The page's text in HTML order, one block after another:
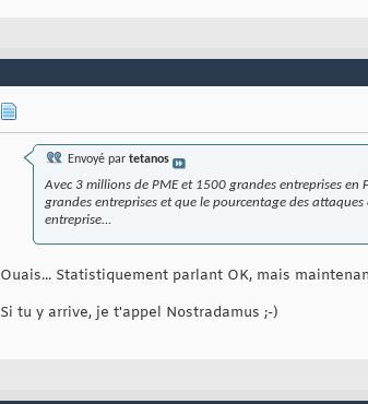
Envoyé par tetanos
Avec 3 millions de PME et 1500 grandes entreprises
grandes entreprises et que le pourcentage des
entreprise...
Ouais... Statistiquement parlant OK, mais
Si tu y arrive, je t'appel Nostradamus ;-)